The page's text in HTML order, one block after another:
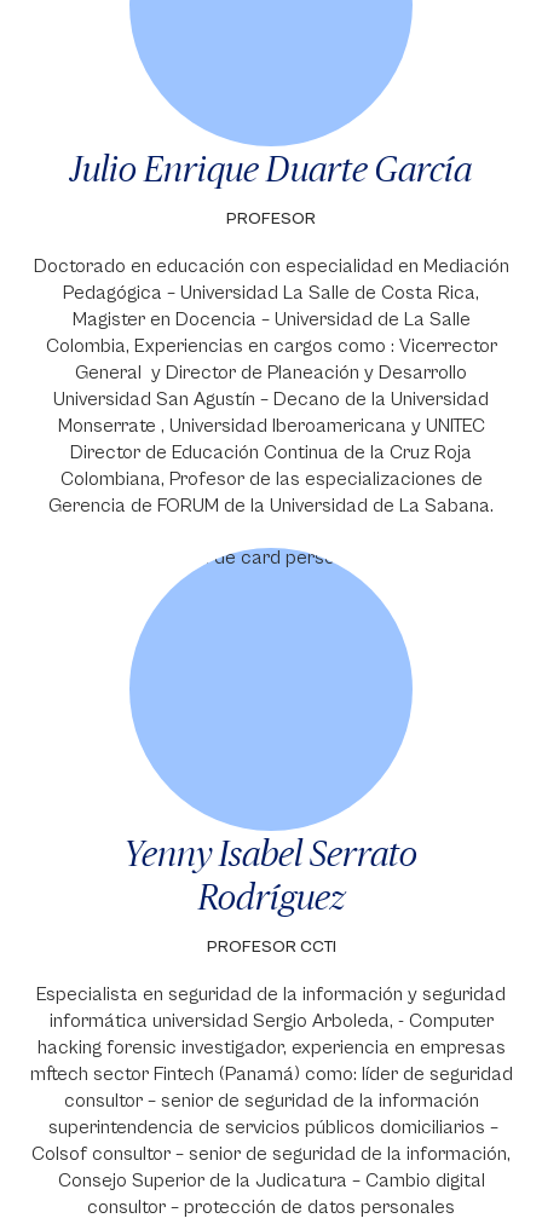
Julio Enrique Duarte García
PROFESOR
Doctorado en educación con especialidad en Mediación
Pedagógica – Universidad La Salle de Costa Rica,
Magister en Docencia – Universidad de La Salle
Colombia, Experiencias en cargos como : Vicerrector
General y Director de Planeación y Desarrollo
Universidad San Agustín – Decano de la Universidad
Monserrate , Universidad Iberoamericana y UNITEC
Director de Educación Continua de la Cruz Roja
Colombiana, Profesor de las especializaciones de
Gerencia de FORUM de la Universidad de La Sabana.
Yenny Isabel Serrato
Rodríguez
PROFESOR CCTI
Especialista en seguridad de la información y seguridad
informática universidad Sergio Arboleda, - Computer
hacking forensic investigador, experiencia en empresas
mftech sector Fintech (Panamá) como: líder de seguridad
consultor – senior de seguridad de la información
superintendencia de servicios públicos domiciliarios –
Colsof consultor – senior de seguridad de la información,
Consejo Superior de la Judicatura – Cambio digital
consultor – protección de datos personales